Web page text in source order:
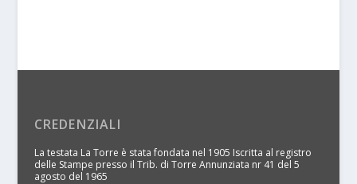
CREDENZIALI
La testata La Torre è stata fondata nel 1905 Iscritta al registro
delle Stampe presso il Trib. di Torre Annunziata nr 41 del 5
agosto del 1965